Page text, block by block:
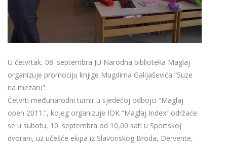
U četvrtak, 08. septembra JU Narodna biblioteka Maglaj
organizuje promociju knjige Mugdima Galijaševića “Suze
na mezaru”.
Četvrti međunarodni turnir u sjedećoj odbojci “Maglaj
open 2011.”, kojeg organizuje IOK “Maglaj Index” održaće
se u subotu, 10. septembra od 10,00 sati u Sportskoj
dvorani, uz učešće ekipa iz Slavonskog Broda, Dervente,